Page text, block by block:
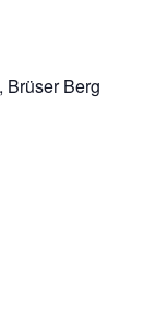
Brüser Berg